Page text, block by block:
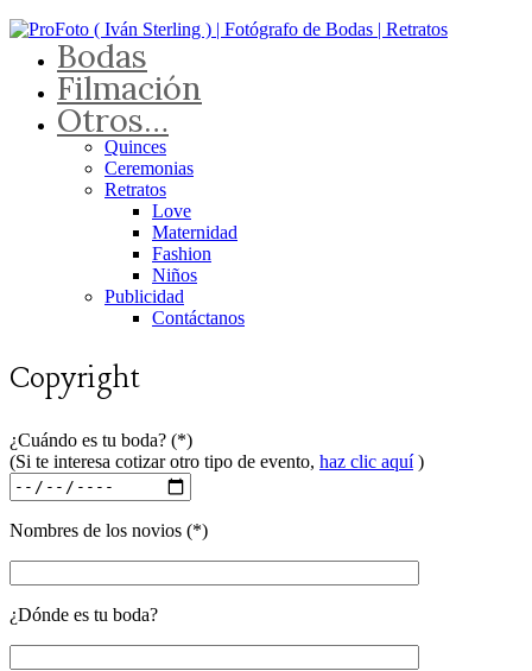
Bodas
Filmación
Otros…
Quinces
Ceremonias
Retratos
Love
Maternidad
Fashion
Niños
Publicidad
Contáctanos
Copyright
¿Cuándo es tu boda? (*)
(Si te interesa cotizar otro tipo de evento, haz clic aquí)
Nombres de los novios (*)
¿Dónde es tu boda?